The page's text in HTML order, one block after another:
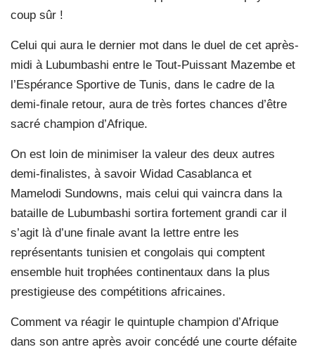
coup sûr !
Celui qui aura le dernier mot dans le duel de cet après-
midi à Lubumbashi entre le Tout-Puissant Mazembe et
l’Espérance Sportive de Tunis, dans le cadre de la
demi-finale retour, aura de très fortes chances d’être
sacré champion d’Afrique.
On est loin de minimiser la valeur des deux autres
demi-finalistes, à savoir Widad Casablanca et
Mamelodi Sundowns, mais celui qui vaincra dans la
bataille de Lubumbashi sortira fortement grandi car il
s’agit là d’une finale avant la lettre entre les
représentants tunisien et congolais qui comptent
ensemble huit trophées continentaux dans la plus
prestigieuse des compétitions africaines.
Comment va réagir le quintuple champion d’Afrique
dans son antre après avoir concédé une courte défaite